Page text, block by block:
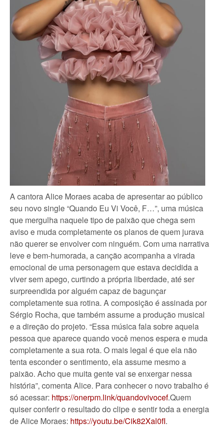
A cantora Alice Moraes acaba de apresentar ao público
seu novo single “Quando Eu Vi Você, F…”, uma música
que mergulha naquele tipo de paixão que chega sem
aviso e muda completamente os planos de quem jurava
não querer se envolver com ninguém. Com uma narrativa
leve e bem-humorada, a canção acompanha a virada
emocional de uma personagem que estava decidida a
viver sem apego, curtindo a própria liberdade, até ser
surpreendida por alguém capaz de bagunçar
completamente sua rotina. A composição é assinada por
Sérgio Rocha, que também assume a produção musical
e a direção do projeto. “Essa música fala sobre aquela
pessoa que aparece quando você menos espera e muda
completamente a sua rota. O mais legal é que ela não
tenta esconder o sentimento, ela assume mesmo a
paixão. Acho que muita gente vai se enxergar nessa
história”, comenta Alice. Para conhecer o novo trabalho é
só acessar: https://onerpm.link/quandovivocef.Quem
quiser conferir o resultado do clipe e sentir toda a energia
de Alice Moraes: https://youtu.be/Cik82Xal0fI.